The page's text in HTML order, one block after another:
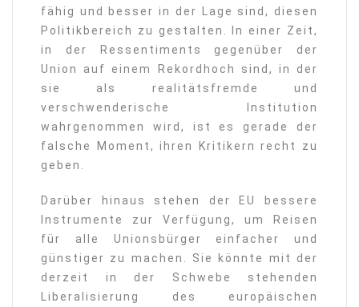
fähig und besser in der Lage sind, diesen
Politikbereich zu gestalten. In einer Zeit,
in der Ressentiments gegenüber der
Union auf einem Rekordhoch sind, in der
sie als realitätsfremde und
verschwenderische Institution
wahrgenommen wird, ist es gerade der
falsche Moment, ihren Kritikern recht zu
geben.
Darüber hinaus stehen der EU bessere
Instrumente zur Verfügung, um Reisen
für alle Unionsbürger einfacher und
günstiger zu machen. Sie könnte mit der
derzeit in der Schwebe stehenden
Liberalisierung des europäischen